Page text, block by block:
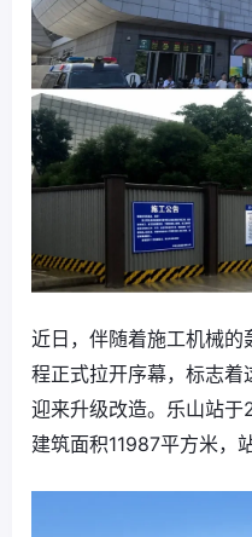
近日，伴随着施工机械的
程正式拉开序幕，标志着
迎来升级改造。乐山站
建筑面积11987平方米，